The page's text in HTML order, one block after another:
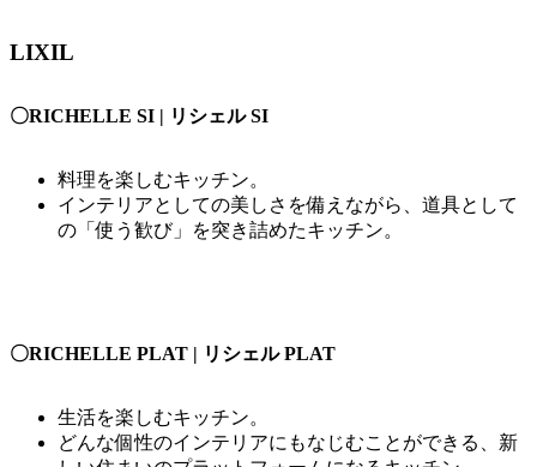
LIXIL
〇RICHELLE SI | リシェル SI
料理を楽しむキッチン。
インテリアとしての美しさを備えながら、道具として
の「使う歓び」を突き詰めたキッチン。
〇RICHELLE PLAT | リシェル PLAT
生活を楽しむキッチン。
どんな個性のインテリアにもなじむことができる、新